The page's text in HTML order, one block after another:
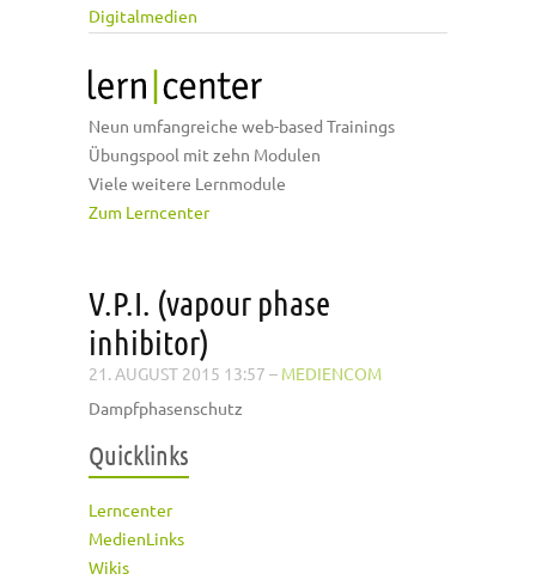
Digitalmedien
Neun umfangreiche web-based Trainings
Übungspool mit zehn Modulen
Viele weitere Lernmodule
Zum Lerncenter
V.P.I. (vapour phase
inhibitor)
21. AUGUST 2015 13:57 – MEDIENCOM
Dampfphasenschutz
Quicklinks
Lerncenter
MedienLinks
Wikis